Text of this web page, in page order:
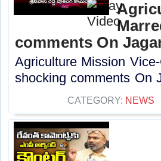
comments On
Agriculture Mission
shocking comments On
CATEGORY: NEWS